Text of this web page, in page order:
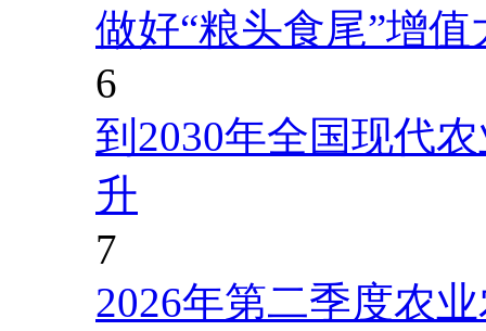
做好“粮头食尾”增值
6
到2030年全国现代
升
7
2026年第二季度农